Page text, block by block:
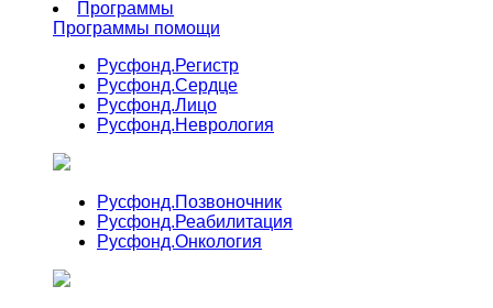
Программы
Программы помощи
Русфонд.Регистр
Русфонд.Сердце
Русфонд.Лицо
Русфонд.Неврология
Русфонд.Позвоночник
Русфонд.Реабилитация
Русфонд.Онкология